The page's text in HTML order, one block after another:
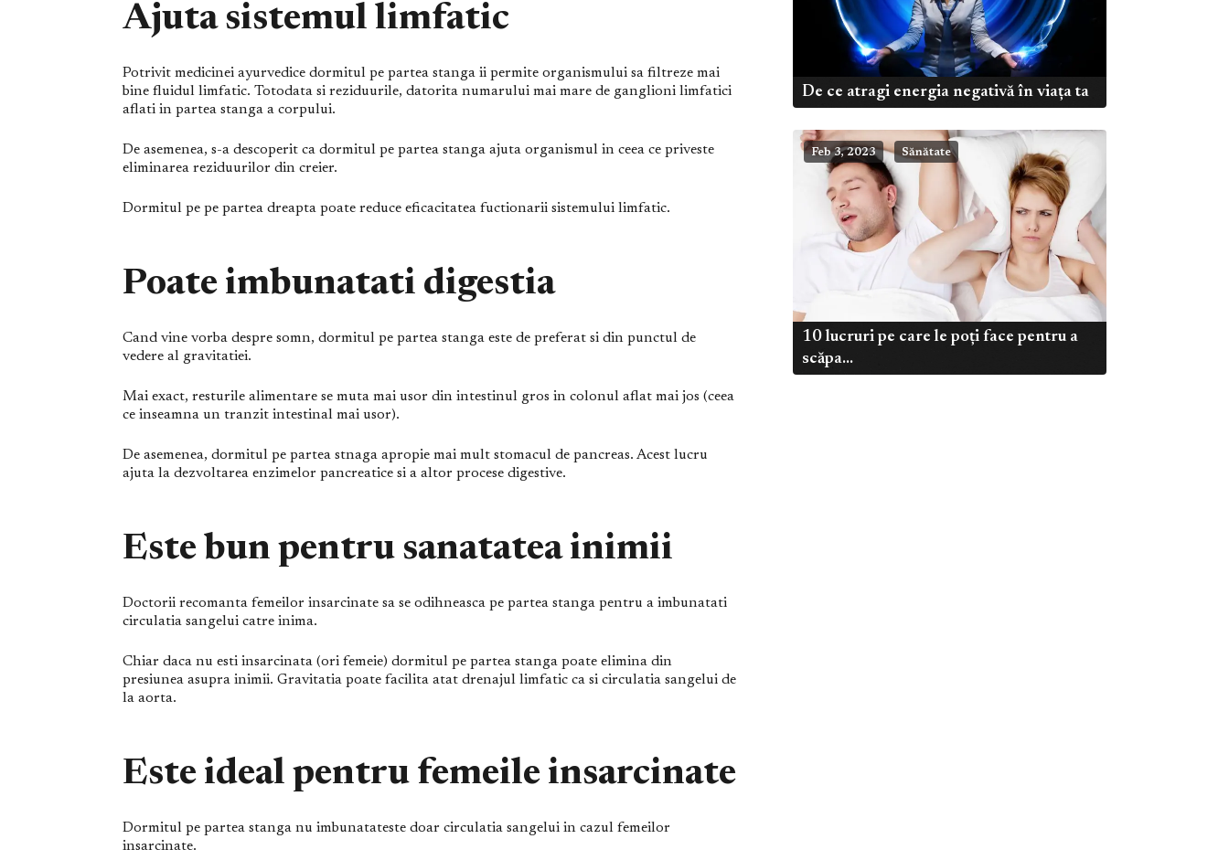
Ajuta sistemul limfatic
Potrivit medicinei ayurvedice dormitul pe partea stanga ii permite organismului sa filtreze mai
bine fluidul limfatic. Totodata si reziduurile, datorita numarului mai mare de ganglioni limfatici
aflati in partea stanga a corpului.
De asemenea, s-a descoperit ca dormitul pe partea stanga ajuta organismul in ceea ce priveste
eliminarea reziduurilor din creier.
Dormitul pe pe partea dreapta poate reduce eficacitatea fuctionarii sistemului limfatic.
Poate imbunatati digestia
Cand vine vorba despre somn, dormitul pe partea stanga este de preferat si din punctul de
vedere al gravitatiei.
Mai exact, resturile alimentare se muta mai usor din intestinul gros in colonul aflat mai jos (ceea
ce inseamna un tranzit intestinal mai usor).
De asemenea, dormitul pe partea stnaga apropie mai mult stomacul de pancreas. Acest lucru
ajuta la dezvoltarea enzimelor pancreatice si a altor procese digestive.
Este bun pentru sanatatea inimii
Doctorii recomanta femeilor insarcinate sa se odihneasca pe partea stanga pentru a imbunatati
circulatia sangelui catre inima.
Chiar daca nu esti insarcinata (ori femeie) dormitul pe partea stanga poate elimina din
presiunea asupra inimii. Gravitatia poate facilita atat drenajul limfatic ca si circulatia sangelui de
la aorta.
Este ideal pentru femeile insarcinate
Dormitul pe partea stanga nu imbunatateste doar circulatia sangelui in cazul femeilor
insarcinate.
De ce atragi energia negativă în viața ta
Feb 3, 2023 Sănătate
10 lucruri pe care le poți face pentru a
scăpa...